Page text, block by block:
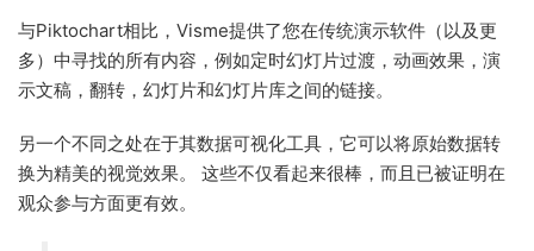
与Piktochart相比，Visme提供了您在传统演示软件（以及更
多）中寻找的所有内容，例如定时幻灯片过渡，动画效果，演
示文稿，翻转，幻灯片和幻灯片库之间的链接。
另一个不同之处在于其数据可视化工具，它可以将原始数据转
换为精美的视觉效果。 这些不仅看起来很棒，而且已被证明在
观众参与方面更有效。